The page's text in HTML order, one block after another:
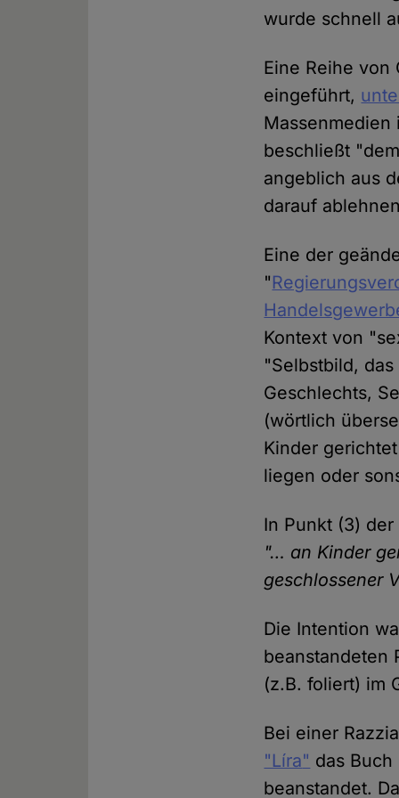
wurde schnell
Eine Reihe
eingeführt,
Massenmedien
beschließt
angeblich aus
darauf
Eine der
"
Kontext von
"Selbstbild,
Geschlechts,
(wörtlich
Kinder
liegen oder
In Punkt (3)
"… an Kinder
geschlossener
Die Intention
beanstandeten
(z.B. foliert) im
Bei einer
"Líra" das
beanstandet.